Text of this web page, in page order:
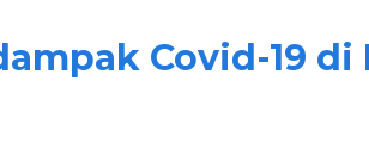
Covid-19 di